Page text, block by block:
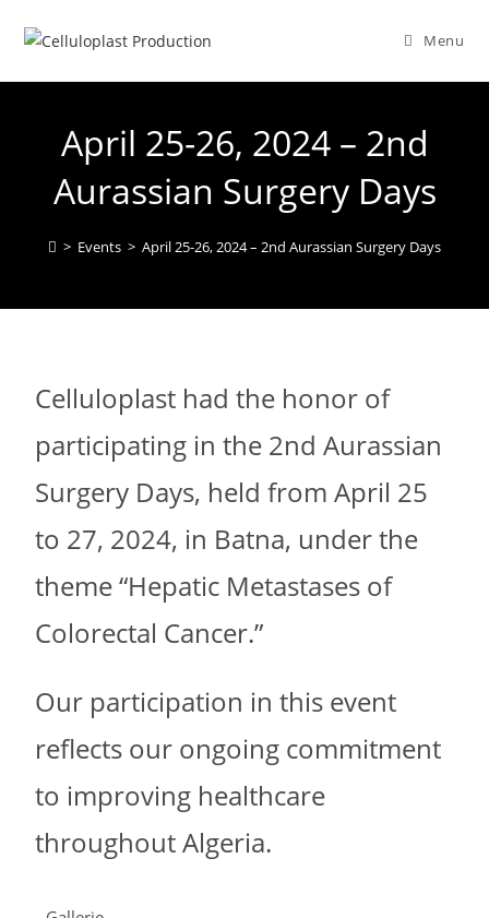
Menu
April 25-26, 2024 – 2nd
Aurassian Surgery Days
> Events > April 25-26, 2024 – 2nd Aurassian Surgery Days
Celluloplast had the honor of
participating in the 2nd Aurassian
Surgery Days, held from April 25
to 27, 2024, in Batna, under the
theme “Hepatic Metastases of
Colorectal Cancer.”
Our participation in this event
reflects our ongoing commitment
to improving healthcare
throughout Algeria.